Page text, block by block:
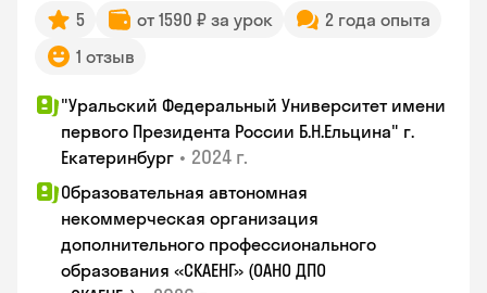
5 от 1590 ₽ за урок
2 года опыта
1 отзыв
"Уральский Федеральный Университет имени
первого Президента России Б.Н.Ельцина" г.
Екатеринбург • 2024 г.
Образовательная автономная
некоммерческая организация
дополнительного профессионального
образования «СКАЕНГ» (ОАНО ДПО